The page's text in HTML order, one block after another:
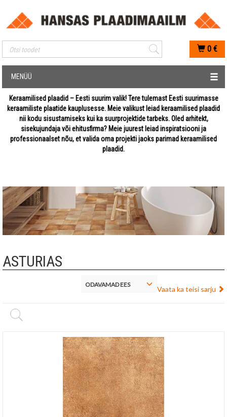
Mobiilis otsimise sisestus
0 €
MENÜÜ
Keraamilised plaadid – Eesti suurim valik! Tere tulemast Eesti suurimasse
keraamiliste plaatide kauplusesse. Meie valikust leiad keraamilised plaadid
nii kodu sisustamiseks kui ka suurprojektide tarbeks. Oled arhitekt,
sisekujundaja või ehitusfirma? Meie juurest leiad inspiratsiooni ja
professionaalset nõu, et valida oma projekti jaoks parimad keraamilised
plaadid.
ASTURIAS
Vaata ka teisi sarju
ODAVAMAD EES